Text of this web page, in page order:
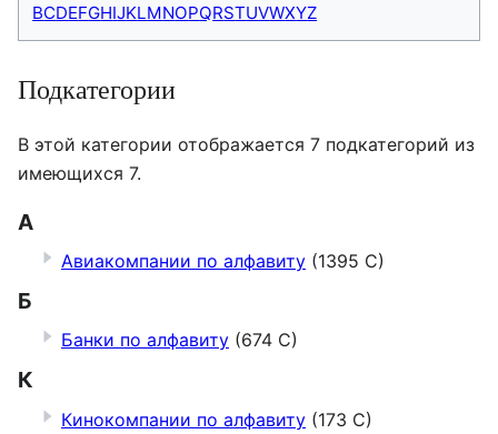
BCDEFGHIJKLMNOPQRSTUVWXYZ
Подкатегории
В этой категории отображается 7 подкатегорий из
имеющихся 7.
А
Авиакомпании по алфавиту (1395 С)
Б
Банки по алфавиту (674 С)
К
Кинокомпании по алфавиту (173 С)